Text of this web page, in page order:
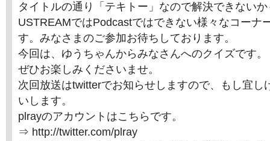
タイトルの通り「テキトー」なので解決できない
USTREAMではPodcastではできない様々なコーナ
す。みなさまのご参加お待ちしております。
今回は、ゆうちゃんからみなさんへのクイズです。
ぜひお楽しみくださいませ。
次回放送はtwitterでお知らせしますので、もし宜し
いします。
plrayのアカウントはこちらです。
⇒ http://twitter.com/plray